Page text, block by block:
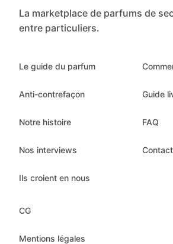
La marketplace de parfums de
entre particuliers.
Le guide du parfum
Anti-contrefaçon
Notre histoire
Nos interviews
Ils croient en nous
Guide
FAQ
CG
Mentions légales